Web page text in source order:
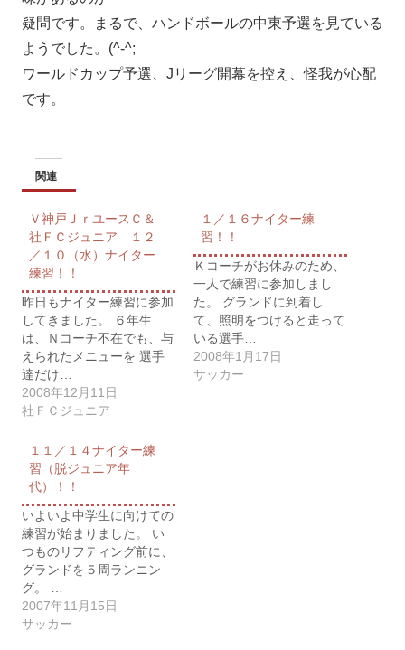
疑問です。まるで、ハンドボールの中東予選を見ている
ようでした。(^-^;
ワールドカップ予選、Jリーグ開幕を控え、怪我が心配
です。
関連
Ｖ神戸ＪｒユースＣ＆
社ＦＣジュニア １２
／１０（水）ナイター
練習！！
昨日もナイター練習に参加
してきました。 ６年生
は、Ｎコーチ不在でも、与
えられたメニューを 選手
達だけ…
2008年12月11日
社ＦＣジュニア
１／１６ナイター練
習！！
Ｋコーチがお休みのため、
一人で練習に参加しまし
た。 グランドに到着し
て、照明をつけると走って
いる選手…
2008年1月17日
サッカー
１１／１４ナイター練
習（脱ジュニア年
代）！！
いよいよ中学生に向けての
練習が始まりました。 い
つものリフティング前に、
グランドを５周ランニン
グ。 …
2007年11月15日
サッカー